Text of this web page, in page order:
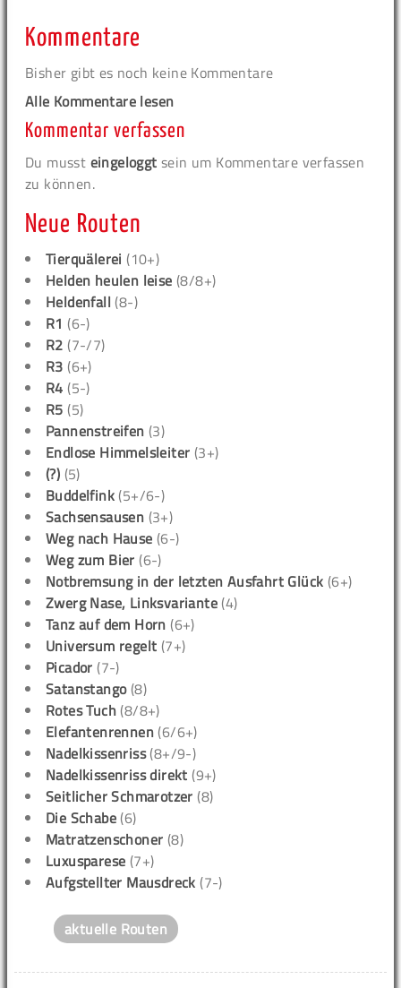
Kommentare
Bisher gibt es noch keine Kommentare
Alle Kommentare lesen
Kommentar verfassen
Du musst eingeloggt sein um Kommentare verfassen
zu können.
Neue Routen
Tierquälerei (10+)
Helden heulen leise (8/8+)
Heldenfall (8-)
R1 (6-)
R2 (7-/7)
R3 (6+)
R4 (5-)
R5 (5)
Pannenstreifen (3)
Endlose Himmelsleiter (3+)
(?) (5)
Buddelfink (5+/6-)
Sachsensausen (3+)
Weg nach Hause (6-)
Weg zum Bier (6-)
Notbremsung in der letzten Ausfahrt Glück (6+)
Zwerg Nase, Linksvariante (4)
Tanz auf dem Horn (6+)
Universum regelt (7+)
Picador (7-)
Satanstango(8)
Rotes Tuch (8/8+)
Elefantenrennen (6/6+)
Nadelkissenriss(8+/9-)
Nadelkissenriss direkt (9+)
Seitlicher Schmarotzer (8)
Die Schabe (6)
Matratzenschoner (8)
Luxusparese (7+)
Aufgstellter Mausdreck (7-)
aktuelle Routen